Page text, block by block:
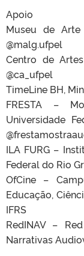
Apoio
Museu de Arte
@malg.ufpel
Centro de
@ca_ufpel
TimeLine BH,
FRESTA –
Universidade
ILA FURG –
Federal do Rio
OfCine –
Educação,
IFRS
RedINAV –
Narrativas